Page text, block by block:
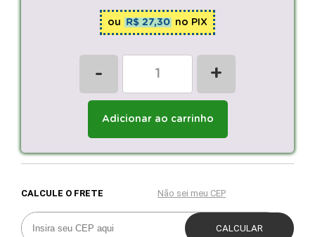
ou R$ 27,30 no PIX
- +
Adicionar ao carrinho